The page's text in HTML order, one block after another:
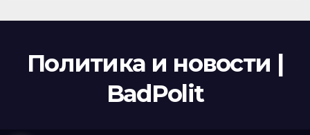
Политика и новости |
BadPolit